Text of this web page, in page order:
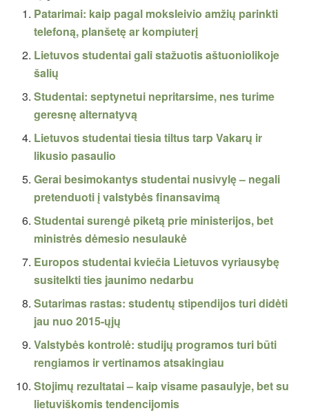
Patarimai: kaip pagal moksleivio amžių parinkti
telefoną, planšetę ar kompiuterį
Lietuvos studentai gali stažuotis aštuoniolikoje
šalių
Studentai: septynetui nepritarsime, nes turime
geresnę alternatyvą
Lietuvos studentai tiesia tiltus tarp Vakarų ir
likusio pasaulio
Gerai besimokantys studentai nusivylę – negali
pretenduoti į valstybės finansavimą
Studentai surengė piketą prie ministerijos, bet
ministrės dėmesio nesulaukė
Europos studentai kviečia Lietuvos vyriausybę
susitelkti ties jaunimo nedarbu
Sutarimas rastas: studentų stipendijos turi didėti
jau nuo 2015-ųjų
Valstybės kontrolė: studijų programos turi būti
rengiamos ir vertinamos atsakingiau
Stojimų rezultatai – kaip visame pasaulyje, bet su
lietuviškomis tendencijomis